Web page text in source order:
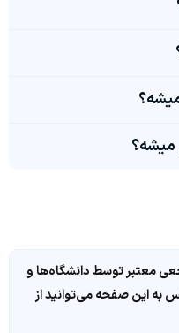
معتبر توسط دانشگاه‌ها و
به این صفحه می‌توانید از